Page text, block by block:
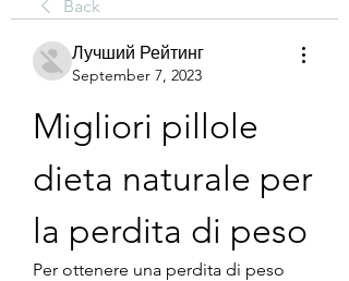
Back
Лучший Рейтинг
September 7, 2023
Migliori pillole
dieta naturale per
la perdita di peso
Per ottenere una perdita di peso